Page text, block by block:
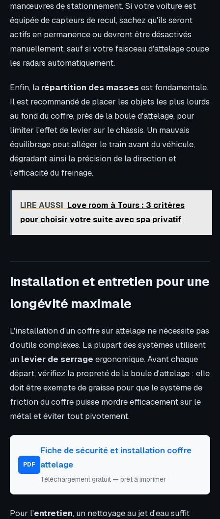
manœuvres de stationnement. Si votre voiture est
équipée de capteurs de recul, sachez qu'ils seront
actifs en permanence ou devront être désactivés
manuellement, sauf si votre faisceau d'attelage coupe
les radars automatiquement.
Enfin, la répartition des masses est fondamentale.
Il est recommandé de placer les objets les plus lourds
au fond du coffre, près de la boule d'attelage, pour
limiter l'effet de levier sur le châssis. Un mauvais
équilibrage peut alléger le train avant du véhicule,
dégradant ainsi la précision de la direction et
l'efficacité du freinage.
LIRE AUSSI Love room à Tours : 3 critères
pour choisir votre suite avec spa privatif
Installation et entretien pour une
longévité maximale
L'installation d'un coffre sur attelage ne nécessite pas
d'outils complexes. La plupart des systèmes utilisent
un levier de serrage ergonomique. Avant chaque
départ, vérifiez la propreté de la boule d'attelage : elle
doit être exempte de graisse pour que le système de
friction du coffre puisse mordre efficacement sur le
métal et éviter tout pivotement.
PDF
Fiche de sécurité et installation coffre
attelage
Téléchargement gratuit — prêt à imprimer
Pour l'entretien, un nettoyage au jet d'eau suffit